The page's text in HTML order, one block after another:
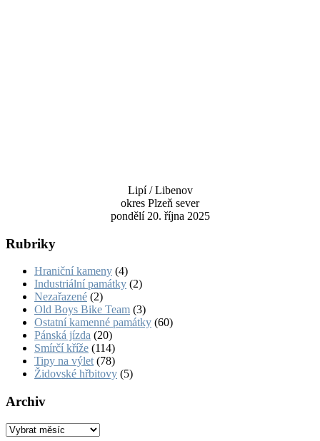
Lipí / Libenov
okres Plzeň sever
pondělí 20. října 2025
Rubriky
Hraniční kameny (4)
Industriální památky (2)
Nezařazené (2)
Old Boys Bike Team (3)
Ostatní kamenné památky (60)
Pánská jízda (20)
Smírčí kříže (114)
Tipy na výlet (78)
Židovské hřbitovy (5)
Archiv
Archiv